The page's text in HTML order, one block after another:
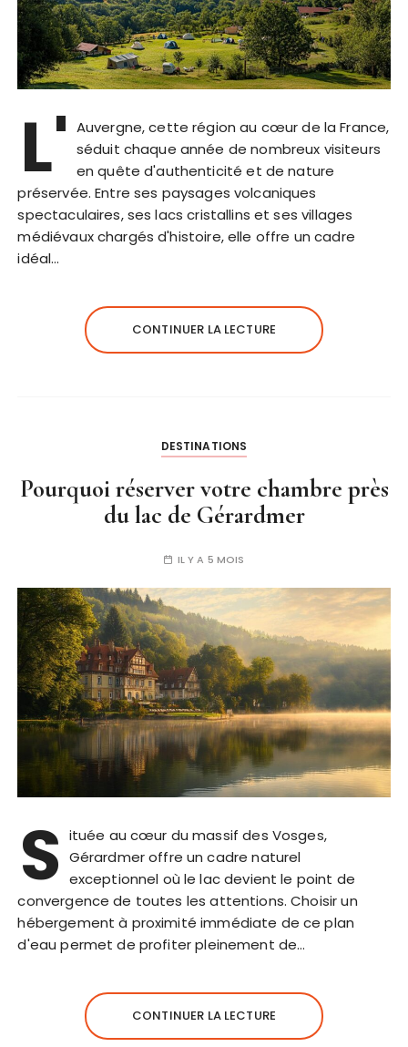
L' Auvergne, cette région au cœur de la France,
séduit chaque année de nombreux visiteurs
en quête d'authenticité et de nature
préservée. Entre ses paysages volcaniques
spectaculaires, ses lacs cristallins et ses villages
médiévaux chargés d'histoire, elle offre un cadre
idéal…
CONTINUER LA LECTURE
DESTINATIONS
Pourquoi réserver votre chambre près
du lac de Gérardmer
IL Y A 5 MOIS
S ituée au cœur du massif des Vosges,
Gérardmer offre un cadre naturel
exceptionnel où le lac devient le point de
convergence de toutes les attentions. Choisir un
hébergement à proximité immédiate de ce plan
d'eau permet de profiter pleinement de…
CONTINUER LA LECTURE